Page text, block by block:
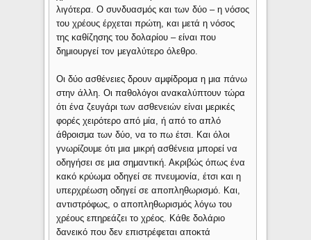
λιγότερα. Ο συνδυασμός και των δύο – η νόσος
του χρέους έρχεται πρώτη, και μετά η νόσος
της καθίζησης του δολαρίου – είναι που
δημιουργεί τον μεγαλύτερο όλεθρο.
Οι δύο ασθένειες δρουν αμφίδρομα η μια πάνω
στην άλλη. Οι παθολόγοι ανακαλύπτουν τώρα
ότι ένα ζευγάρι των ασθενειών είναι μερικές
φορές χειρότερο από μία, ή από το απλό
άθροισμα των δύο, να το πω έτσι. Και όλοι
γνωρίζουμε ότι μια μικρή ασθένεια μπορεί να
οδηγήσει σε μια σημαντική. Ακριβώς όπως ένα
κακό κρύωμα οδηγεί σε πνευμονία, έτσι και η
υπερχρέωση οδηγεί σε αποπληθωρισμό. Και,
αντιστρόφως, ο αποπληθωρισμός λόγω του
χρέους επηρεάζει το χρέος. Κάθε δολάριο
δανεικό που δεν επιστρέφεται αποκτά